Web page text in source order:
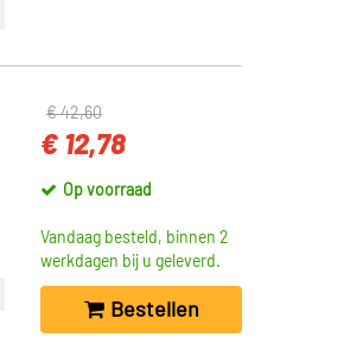
€ 42,60
€ 12,78
Op voorraad
Vandaag besteld, binnen 2
werkdagen bij u geleverd.
Bestellen